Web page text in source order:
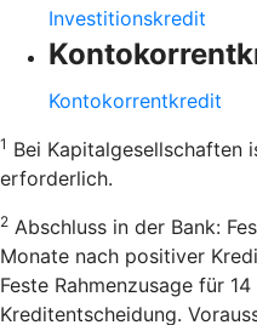
Investitionskredit
Kontokorrentkredit
1 Bei Kapitalgesellschaften
erforderlich.
2 Abschluss in der Bank:
Monate nach positiver
Feste Rahmenzusage für
Kreditentscheidung.